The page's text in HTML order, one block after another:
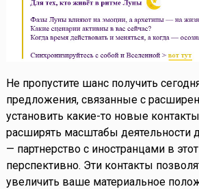
Не пропустите шанс получить
предложения, связанные с
установить какие-то новые
расширять масштабы
— партнерство с иностранцами в
перспективно. Эти контакты
увеличить ваше материальное